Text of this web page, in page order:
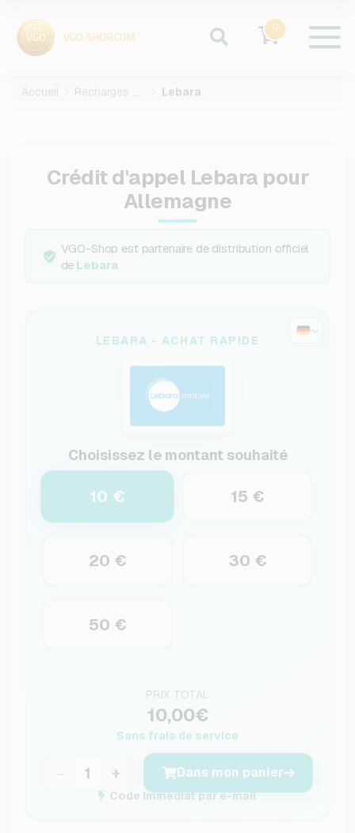
0
Accueil Recharges mobiles Lebara
Crédit d'appel Lebara pour
Allemagne
VGO-Shop est partenaire de distribution officiel
de Lebara
LEBARA - ACHAT RAPIDE
Choisissez le montant souhaité
10 € 15 €
20 € 30 €
50 €
PRIX TOTAL
10,00€
Sans frais de service
+ Dans mon panier
Code immédiat par e-mail